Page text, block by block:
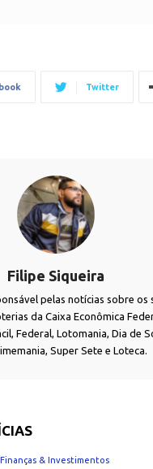
Twitter
Filipe Siqueira
pelas notícias sobre os
da Caixa Econômica
Federal, Lotomania, Dia de
Super Sete e Loteca.
Finanças & Investimentos